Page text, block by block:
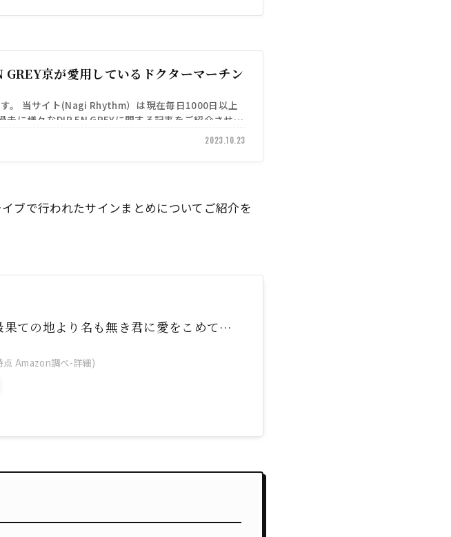
GREY京が愛用しているドクターマーチン
。 当サイト(Nagi Rhythm）は現在毎日1000日以上
去に様々なDIR EN GREYに関する記事をご紹介させて
はタイトル通り…
2023.10.23
ブで行われたサインまとめについてご紹介を
果ての地より名も無き君に愛をこめて…
点 Amazon調べ-詳細)